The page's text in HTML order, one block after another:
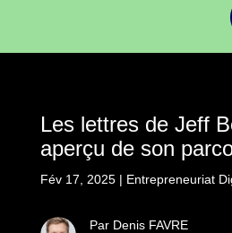
Les lettres de Jeff
aperçu de son
Fév 17, 2025| Entrepreneuriat
Par Denis FAVRE